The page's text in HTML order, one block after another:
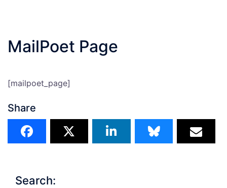
MailPoet Page
[mailpoet_page]
Share
Search: